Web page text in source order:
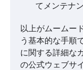
てメンテナ
以上がムームー
う基本的な手順
に関する詳細な
の公式ウェブサ